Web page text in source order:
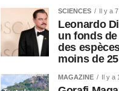
SCIENCES Il y a
Leonardo
un fonds
des
moins de
MAGAZINE Il y a